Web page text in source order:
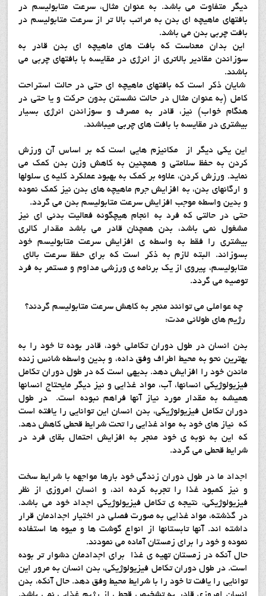
دیگر متفاوت می باشد. به عنوان مثال، سرعت متابولیسم در
بافتهای ماهیچه ای بدن به مراتب بالا تر از سرعت متابولیسم در
بافت چربی بدن می باشد.
این بدان معناست که بافت های ماهیچه ای بدن قادر به
سوزاندن مقادیر بالاتری از انرژی در مقایسه با بافتهای چربی می
باشند.
شایان ذکر است که بافتهای ماهیچه ای حتی در حالت استراحت
کامل (به عنوان مثال در حالت نشستن بدون حرکت و یا حتی در
هنگام خواب) نیز، قادر به مصرف و سوزاندن انرژی بسیار
بیشتری در مقایسه با بافت های چربی میباشند.
این یکی دیگر از مکانیزم هایی است که بر اساس آن ورزش
کردن به حفظ سلامتی و همچنین به کاهش وزن بدن کمک می
نماید. ورزش کردن، علاوه بر کمک به بهبود عملکرد کلیه ی سلولها
و ارگانهای بدن، به افزایش جرم ماهیچه های بدن نیز کمک نموده
و بدین واسطه موجب افزایش سرعت متابولیسم بدن می گردد.
حتی در حالتی که فرد به انجام هیچگونه فعالیت بدنی ای نیز
مشغول نمی باشد، بدن همچنان قادر می باشد مقدار کالری
بیشتری را فقط به واسطه ی افزایش سرعت متابولیسم خود
بسوزاند. البته لازم به ذکر است که برای حفظ سرعت بالای
متابولیسم، پیروی از یک برنامه ی ورزشی مداوم و مستمر به فرد
توصیه می گردد.
چه عواملی می توانند منجر به کاهش سرعت متابولیسم گردند؟
رژیم های طولانی مدت:
بدن انسان در طول دوران تکاملی خود، قادر بوده تا خود را به
بهترین نحو به محیط اطراف وفق داده، و بدین واسطه شانس زنده
ماندن خود را افزایش دهد. بدیهی است که در طول دوران تکامل
فیزیولوژیکی انسانها، آب، مواد غذایی و نیز دیگر مایحتاج انسانها
همیشه به مقدار مورد نیاز آنها فراهم نبوده است. در طول
دوران تکامل فیزیولوژیکی، بدن انسان این توانایی را یافته است
که نیاز های خود به مواد غذایی را تحت شرایط قحطی کاهش دهد.
که این به نوبه ی خود منجر به افزایش احتمال بقای فرد در
شرایط قحطی می گردد.
اجداد ما در طول دوران زندگی خود بارها مواجهه با شرایط سخت
و نیز کمبود غذا را تجربه کرده اند، و انسان امروزی از نظر
فیزیولوژیکی، نتیجه ی تکامل فیزیولوژیکی اجداد خود می باشد.
در گذشته، مواد غذایی به صورت فصلی در اختیار اجدادمان قرار
داشته اند. آنها تابستانها از انواع گوشت ها و میوه ها استفاده
نموده و خود را برای زمستان آماده می نمودند.
حال آنکه در زمستان تهیه ی غذا برای اجدادمان دشوار تر بوده
است. در طول دوران تکامل فیزیولوژیکی، بدن انسان به مرور این
توانایی را یافت تا خود را با شرایط محیط وفق دهد. حال آنکه، بدن